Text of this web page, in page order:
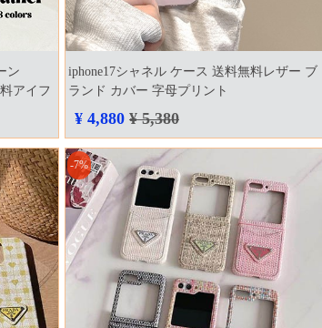
ン
アイフ
iphone17シャネル ケース 送料無料レザー ブ
ランド カバー 字母プリント
¥ 4,880 ¥ 5,380
-7%